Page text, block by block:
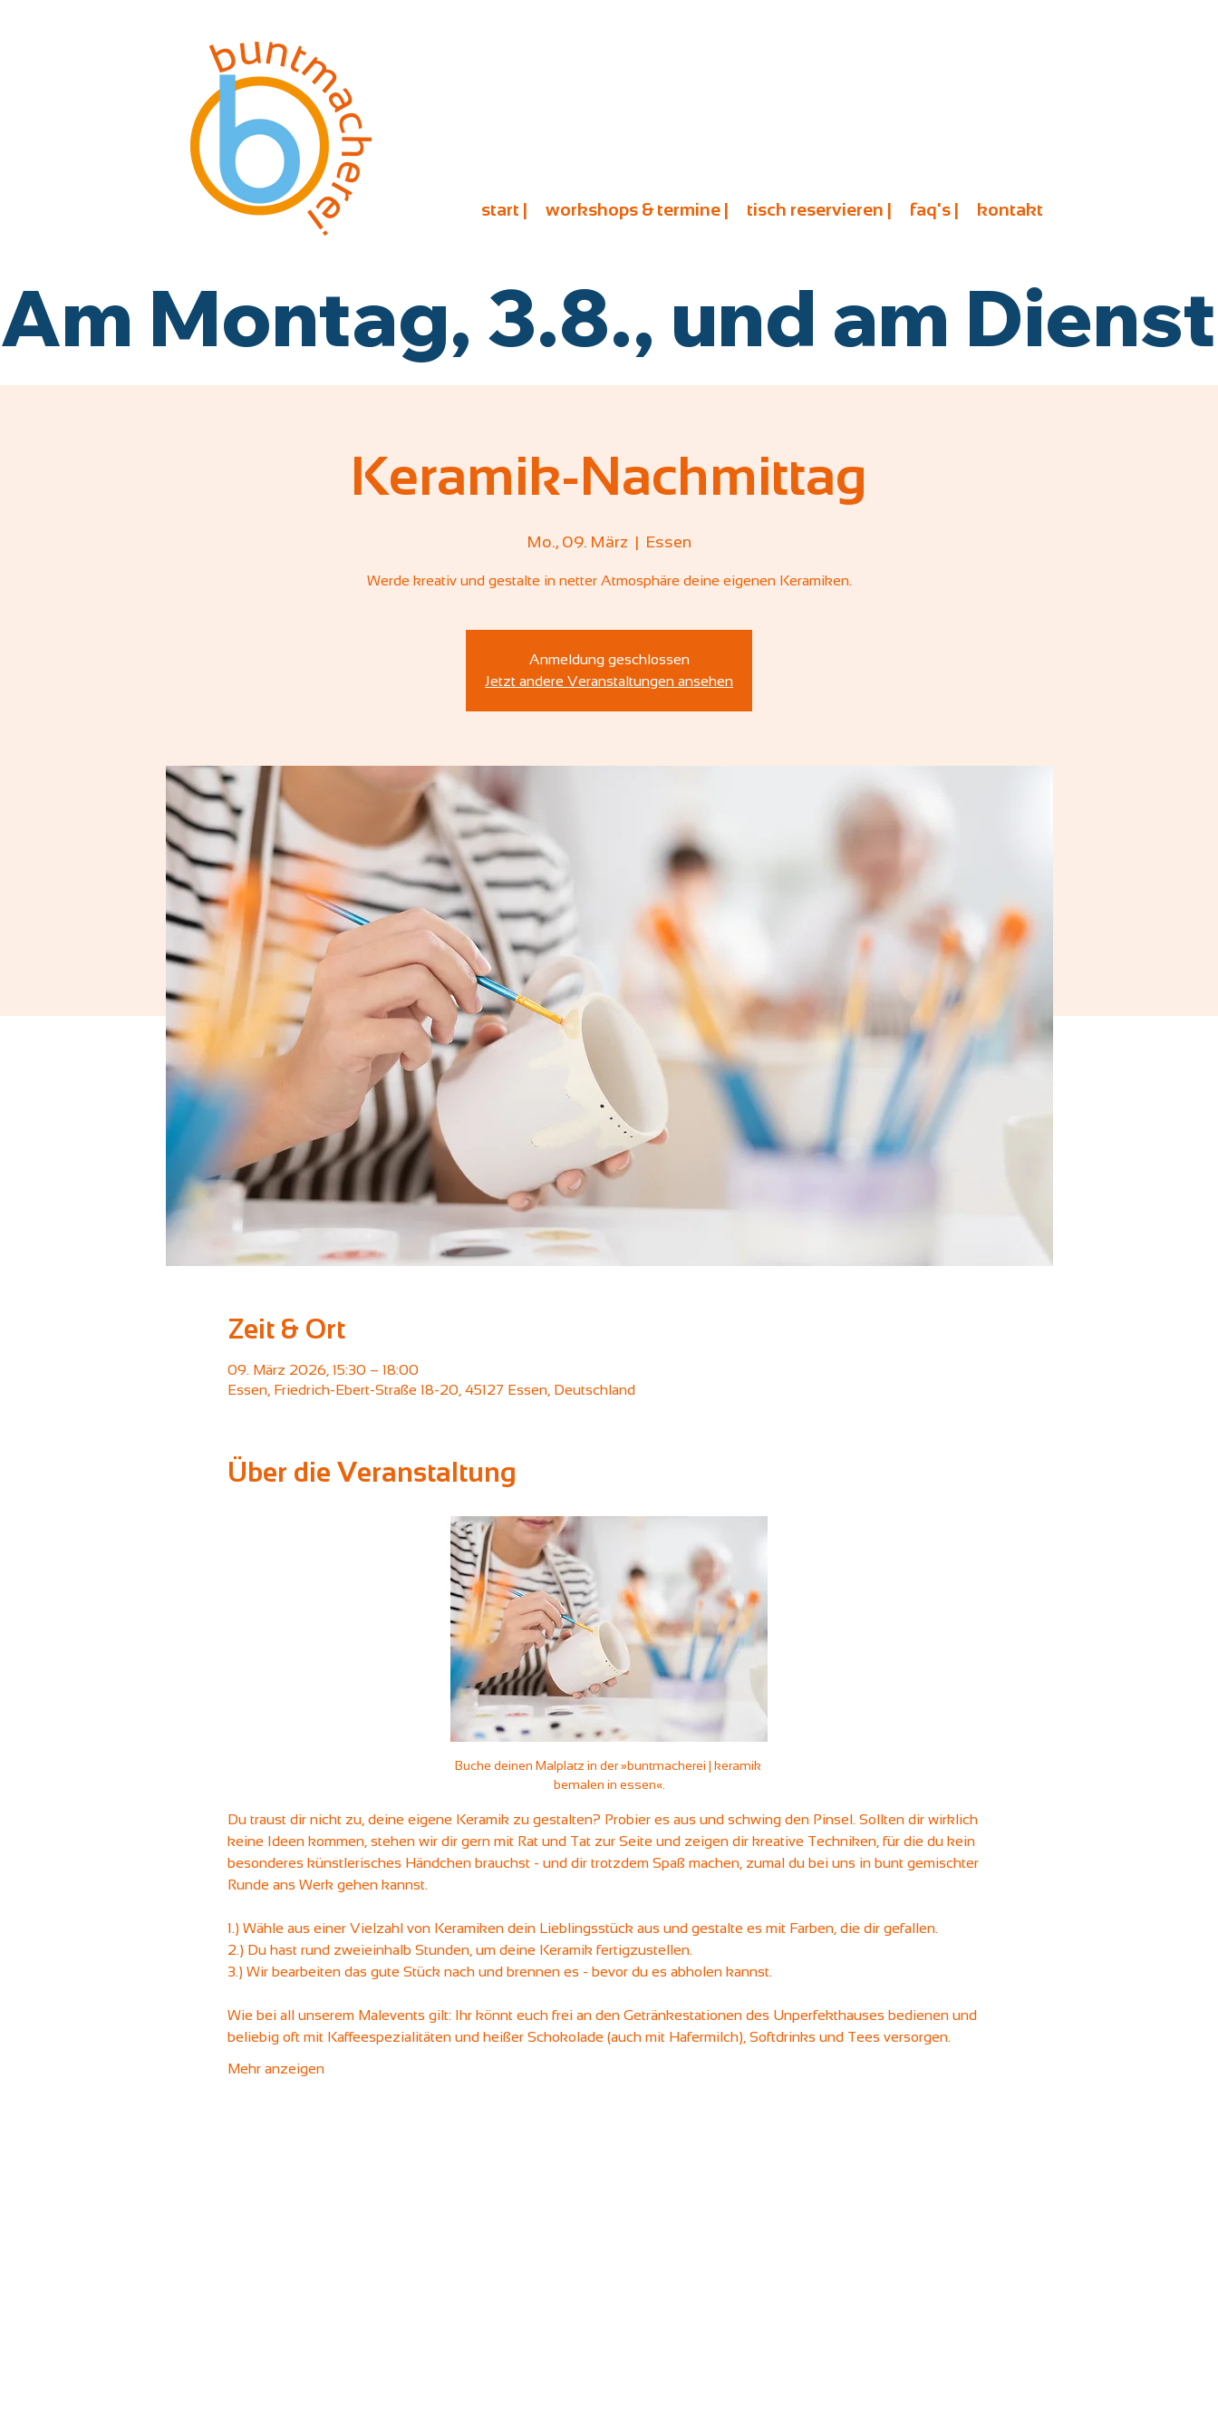
start | workshops & termine | tisch reservieren | faq's | kontakt
Am Montag, 3.8., und am
Keramik-Nachmittag
Mo., 09. März
  |
Essen
Werde kreativ und gestalte in netter Atmosphäre deine eigenen Keramiken.
Anmeldung geschlossen
Jetzt andere Veranstaltungen ansehen
Zeit & Ort
09. März 2026, 15:30 – 18:00
Essen, Friedrich-Ebert-Straße 18-20, 45127 Essen, Deutschland
Über die Veranstaltung
Buche deinen Malplatz in der »buntmacherei | keramik
bemalen in essen«.
Du traust dir nicht zu, deine eigene Keramik zu gestalten? Probier es aus und schwing den Pinsel. Sollten dir wirklich
keine Ideen kommen, stehen wir dir gern mit Rat und Tat zur Seite und zeigen dir kreative Techniken, für die du kein
besonderes künstlerisches Händchen brauchst - und dir trotzdem Spaß machen, zumal du bei uns in bunt gemischter
Runde ans Werk gehen kannst.
1.) Wähle aus einer Vielzahl von Keramiken dein Lieblingsstück aus und gestalte es mit Farben, die dir gefallen.
2.) Du hast rund zweieinhalb Stunden, um deine Keramik fertigzustellen.
3.) Wir bearbeiten das gute Stück nach und brennen es - bevor du es abholen kannst.
Wie bei all unserem Malevents gilt: Ihr könnt euch frei an den Getränkestationen des Unperfekthauses bedienen und
beliebig oft mit Kaffeespezialitäten und heißer Schokolade (auch mit Hafermilch), Softdrinks und Tees versorgen.
Mehr anzeigen